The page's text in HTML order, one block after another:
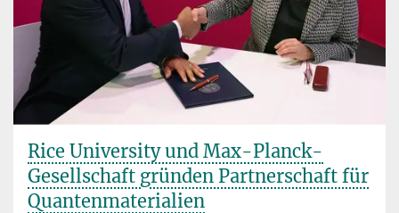
Rice University und Max-Planck-
Gesellschaft gründen Partnerschaft für
Quantenmaterialien